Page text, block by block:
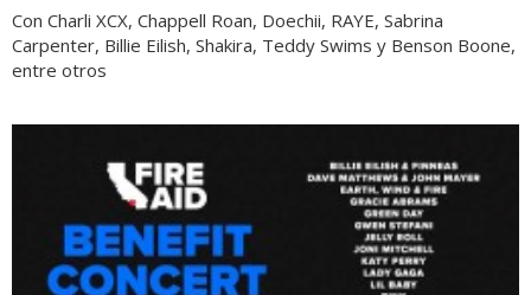
Con Charli XCX, Chappell Roan, Doechii, RAYE, Sabrina
Carpenter, Billie Eilish, Shakira, Teddy Swims y Benson Boone,
entre otros